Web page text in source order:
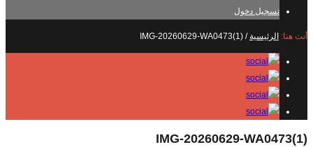
تسجيل دخول
أنت هنا: الرئيسية /
IMG-20260629-WA0473(1)
IMG-20260629-WA0473(1)